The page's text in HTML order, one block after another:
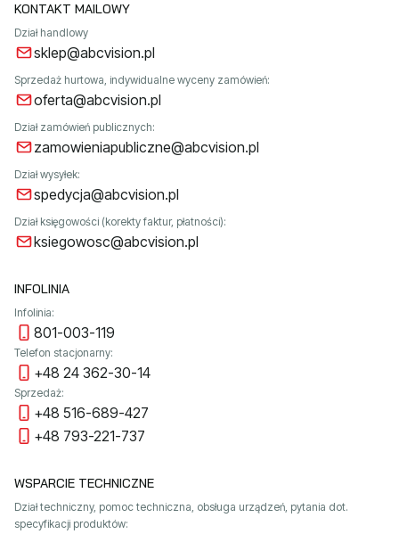
KONTAKT MAILOWY
Dział handlowy
sklep@abcvision.pl
Sprzedaż hurtowa, indywidualne wyceny zamówień:
oferta@abcvision.pl
Dział zamówień publicznych:
zamowieniapubliczne@abcvision.pl
Dział wysyłek:
spedycja@abcvision.pl
Dział księgowości (korekty faktur, płatności):
ksiegowosc@abcvision.pl
INFOLINIA
Infolinia:
801-003-119
Telefon stacjonarny:
+48 24 362-30-14
Sprzedaż:
+48 516-689-427
+48 793-221-737
WSPARCIE TECHNICZNE
Dział techniczny, pomoc techniczna, obsługa urządzeń, pytania dot.
specyfikacji produktów: